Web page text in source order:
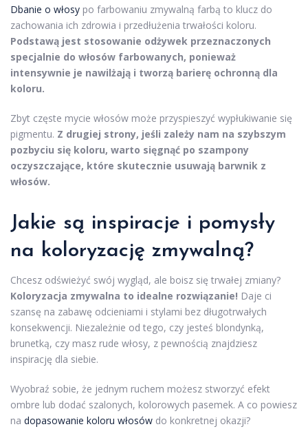
Dbanie o włosy po farbowaniu zmywalną farbą to klucz do
zachowania ich zdrowia i przedłużenia trwałości koloru.
Podstawą jest stosowanie odżywek przeznaczonych
specjalnie do włosów farbowanych, ponieważ
intensywnie je nawilżają i tworzą barierę ochronną dla
koloru.
Zbyt częste mycie włosów może przyspieszyć wypłukiwanie się
pigmentu. Z drugiej strony, jeśli zależy nam na szybszym
pozbyciu się koloru, warto sięgnąć po szampony
oczyszczające, które skutecznie usuwają barwnik z
włosów.
Jakie są inspiracje i pomysły
na koloryzację zmywalną?
Chcesz odświeżyć swój wygląd, ale boisz się trwałej zmiany?
Koloryzacja zmywalna to idealne rozwiązanie! Daje ci
szansę na zabawę odcieniami i stylami bez długotrwałych
konsekwencji. Niezależnie od tego, czy jesteś blondynką,
brunetką, czy masz rude włosy, z pewnością znajdziesz
inspirację dla siebie.
Wyobraź sobie, że jednym ruchem możesz stworzyć efekt
ombre lub dodać szalonych, kolorowych pasemek. A co powiesz
na dopasowanie koloru włosów do konkretnej okazji?